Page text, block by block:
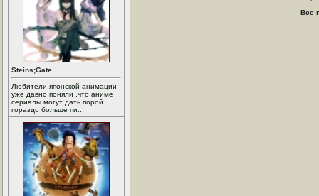
Steins;Gate
Любители японской анимации
уже давно поняли ,что аниме
сериалы могут дать порой
гораздо больше пи...
Все